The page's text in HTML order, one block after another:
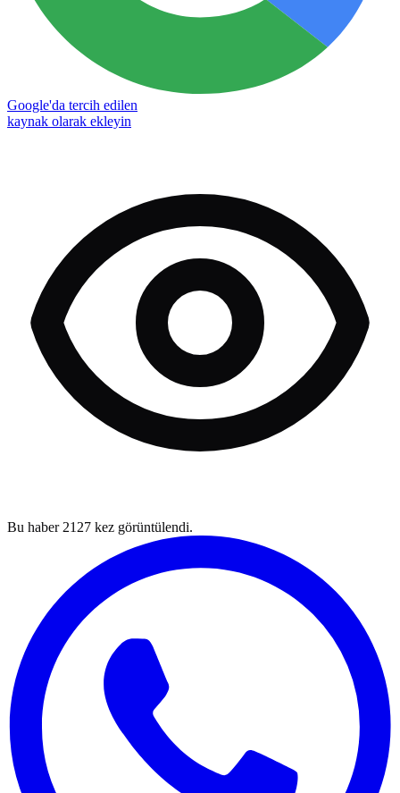
Google'da tercih edilen
kaynak olarak ekleyin
Bu haber 2127 kez görüntülendi.